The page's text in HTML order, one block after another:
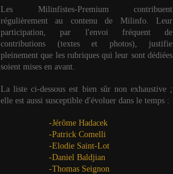
Les Milinfistes-Premium contribuent
régulièrement au contenu de Milinfo. Leur
participation, par l'envoi fréquent de
contributions (textes et photos), justifie
pleinement que les rubriques qui leur sont dédiées
soient mises en avant.
La liste ci-dessous est bien sûr non exhaustive ;
elle est aussi susceptible d'évoluer dans le temps :
-Jérôme Hadacek
-Patrick Comelli
-Elodie Saint-Lot
-Daniel Baldjian
-Thomas Seignon